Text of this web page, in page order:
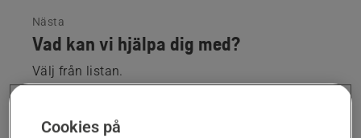
Nästa
Vad kan vi hjälpa dig med?
Välj från listan.
Välj tjänst
Cookies på